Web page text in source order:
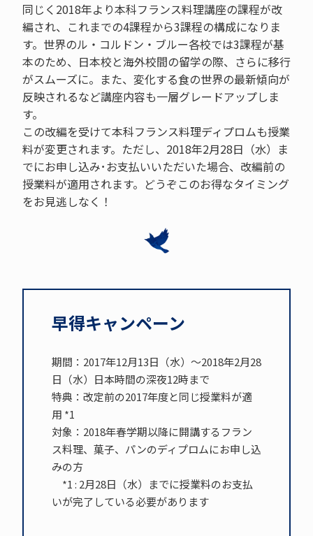
同じく2018年より本科フランス料理講座の課程が改
編され、これまでの4課程から3課程の構成になりま
す。世界のル・コルドン・ブルー各校では3課程が基
本のため、日本校と海外校間の留学の際、さらに移行
がスムーズに。また、変化する食の世界の最新傾向が
反映されるなど講座内容も一層グレードアップしま
す。
この改編を受けて本科フランス料理ディプロムも授業
料が変更されます。ただし、2018年2月28日（水）ま
でにお申し込み･お支払いいただいた場合、改編前の
授業料が適用されます。どうぞこのお得なタイミング
をお見逃しなく！
早得キャンペーン
期間：2017年12月13日（水）～2018年2月28
日（水）日本時間の深夜12時まで
特典：改定前の2017年度と同じ授業料が適
用 *1
対象：2018年春学期以降に開講するフラン
ス料理、菓子、パンのディプロムにお申し込
みの方
*1 : 2月28日（水）までに授業料のお支払
いが完了している必要があります